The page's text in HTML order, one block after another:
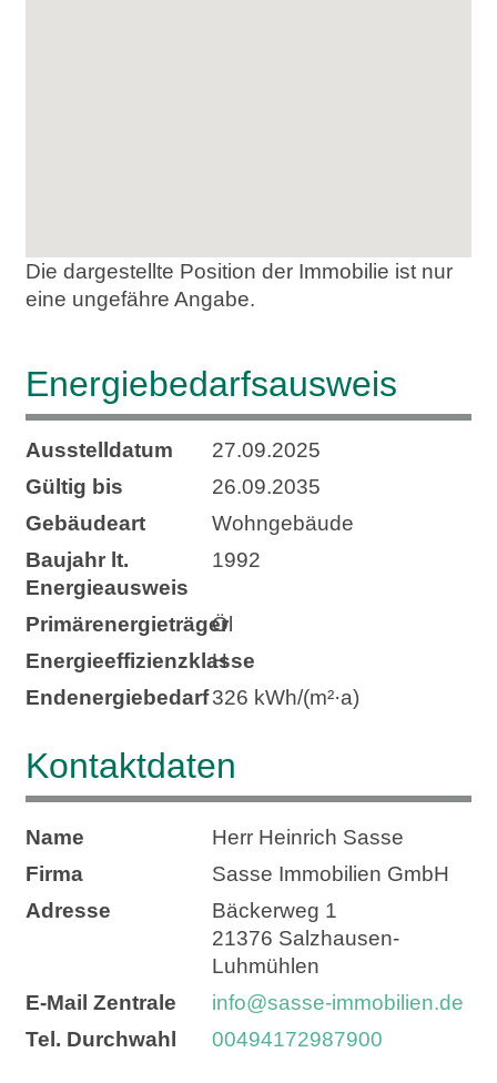
Die dargestellte Position der Immobilie ist nur
eine ungefähre Angabe.
Energie­bedarfs­ausweis
Ausstelldatum
27.09.2025
Gültig bis
26.09.2035
Gebäudeart
Wohngebäude
Baujahr lt.
Energieausweis
1992
Primärenergieträger
Öl
Energie­effizienz­klasse
H
Endenergie­bedarf326 kWh/(m²·a)
Kontaktdaten
Name
Herr Heinrich Sasse
Firma
Sasse Immobilien GmbH
Adresse
Bäckerweg 1
21376 Salzhausen-
Luhmühlen
E-Mail Zentrale
info@sasse-immobilien.de
Tel. Durchwahl
00494172987900